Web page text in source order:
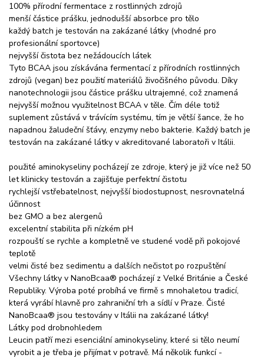
100% přírodní fermentace z rostlinných zdrojů
menší částice prášku, jednodušší absorbce pro tělo
každý batch je testován na zakázané látky (vhodné pro
profesionální sportovce)
nejvyšší čistota bez nežádoucích látek
Tyto BCAA jsou získávána fermentací z přírodních rostlinných
zdrojů (vegan) bez použití materiálů živočišného původu. Díky
nanotechnologii jsou částice prášku ultrajemné, což znamená
nejvyšší možnou využitelnost BCAA v těle. Čím déle totiž
suplement zůstává v trávícím systému, tím je větší šance, že ho
napadnou žaludeční šťávy, enzymy nebo bakterie. Každý batch je
testován na zakázané látky v akreditované laboratoři v Itálii.
použité aminokyseliny pocházejí ze zdroje, který je již více než 50
let klinicky testován a zajišťuje perfektní čistotu
rychlejší vstřebatelnost, nejvyšší biodostupnost, nesrovnatelná
účinnost
bez GMO a bez alergenů
excelentní stabilita při nízkém pH
rozpouští se rychle a kompletně ve studené vodě při pokojové
teplotě
velmi čisté bez sedimentu a dalších nečistot po rozpuštění
Všechny látky v NanoBcaa® pocházejí z Velké Británie a České
Republiky. Výroba poté probíhá ve firmě s mnohaletou tradicí,
která vyrábí hlavně pro zahraniční trh a sídlí v Praze. Čisté
NanoBcaa® jsou testovány v Itálii na zakázané látky!
Látky pod drobnohledem
Leucin patří mezi esenciální aminokyseliny, které si tělo neumí
vyrobit a je třeba je přijímat v potravě. Má několik funkcí -